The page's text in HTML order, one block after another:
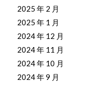
2025 年 2 月
2025 年 1 月
2024 年 12 月
2024 年 11 月
2024 年 10 月
2024 年 9 月